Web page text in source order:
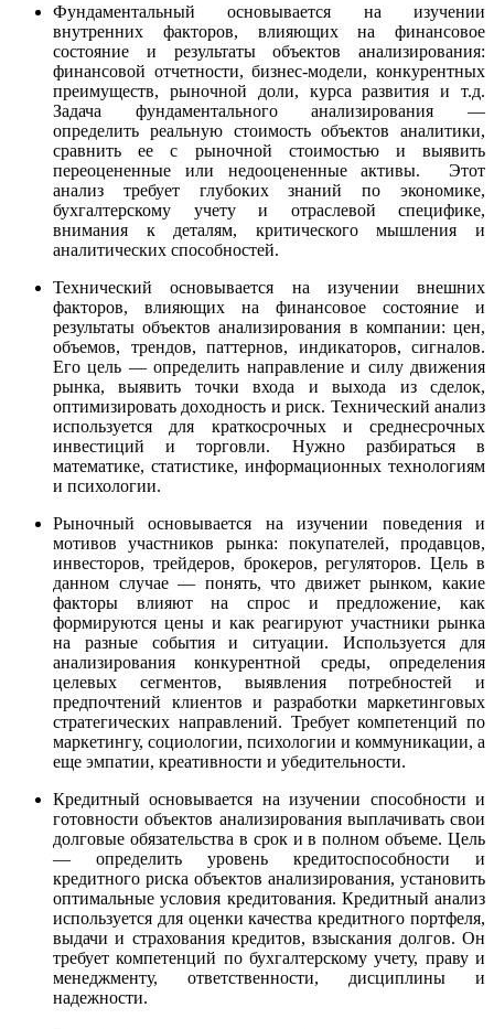
Фундаментальный основывается на изучении
внутренних факторов, влияющих на финансовое
состояние и результаты объектов анализирования:
финансовой отчетности, бизнес-модели, конкурентных
преимуществ, рыночной доли, курса развития и т.д.
Задача фундаментального анализирования —
определить реальную стоимость объектов аналитики,
сравнить ее с рыночной стоимостью и выявить
переоцененные или недооцененные активы. Этот
анализ требует глубоких знаний по экономике,
бухгалтерскому учету и отраслевой специфике,
внимания к деталям, критического мышления и
аналитических способностей.
Технический основывается на изучении внешних
факторов, влияющих на финансовое состояние и
результаты объектов анализирования в компании: цен,
объемов, трендов, паттернов, индикаторов, сигналов.
Его цель — определить направление и силу движения
рынка, выявить точки входа и выхода из сделок,
оптимизировать доходность и риск. Технический анализ
используется для краткосрочных и среднесрочных
инвестиций и торговли. Нужно разбираться в
математике, статистике, информационных технологиям
и психологии.
Рыночный основывается на изучении поведения и
мотивов участников рынка: покупателей, продавцов,
инвесторов, трейдеров, брокеров, регуляторов. Цель в
данном случае — понять, что движет рынком, какие
факторы влияют на спрос и предложение, как
формируются цены и как реагируют участники рынка
на разные события и ситуации. Используется для
анализирования конкурентной среды, определения
целевых сегментов, выявления потребностей и
предпочтений клиентов и разработки маркетинговых
стратегических направлений. Требует компетенций по
маркетингу, социологии, психологии и коммуникации, а
еще эмпатии, креативности и убедительности.
Кредитный основывается на изучении способности и
готовности объектов анализирования выплачивать свои
долговые обязательства в срок и в полном объеме. Цель
— определить уровень кредитоспособности и
кредитного риска объектов анализирования, установить
оптимальные условия кредитования. Кредитный анализ
используется для оценки качества кредитного портфеля,
выдачи и страхования кредитов, взыскания долгов. Он
требует компетенций по бухгалтерскому учету, праву и
менеджменту, ответственности, дисциплины и
надежности.